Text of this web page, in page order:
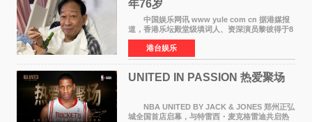
年76岁​
中国娱乐网讯 www yule com cn 据港媒报
道，香港乐坛殿堂级填词人、资深演员黎彼得于8
月5日上午因病离世，终年76岁。好友钟志光透
露，黎彼得今年3月中风后便卧床休养，身体机能
持续衰退，最
港台娱乐
UNITED IN PASSION 热爱聚场
NBA UNITED BY JACK & JONES 郑州正弘
城全国首店启幕，与特雷西・麦克格雷迪共启热